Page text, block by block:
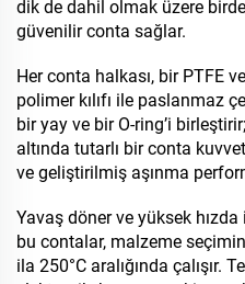
dik de dahil olmak üzere
güvenilir conta sağlar.
Her conta halkası, bir PTFE
polimer kılıfı ile paslanmaz
bir yay ve bir O-ring’i
altında tutarlı bir conta
ve geliştirilmiş aşınma
Yavaş döner ve yüksek
bu contalar, malzeme
ila 250°C aralığında çalışır.